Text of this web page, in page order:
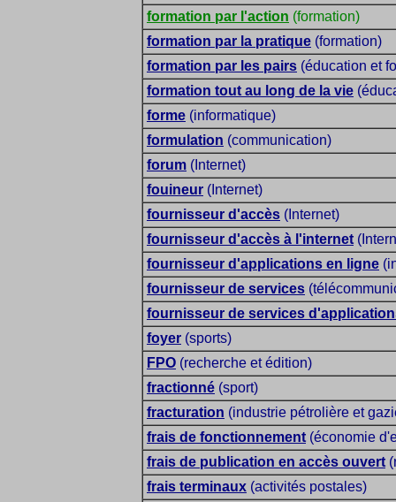
formation par l'action (formation)
formation par la pratique (formation)
formation par les pairs (éducation et
formation tout au long de la vie
forme (informatique)
formulation (communication)
forum (Internet)
fouineur (Internet)
fournisseur d'accès (Internet)
fournisseur d'accès à l'internet
fournisseur d'applications en ligne
fournisseur de services
fournisseur de services
foyer (sports)
FPO (recherche et édition)
fractionné (sport)
fracturation (industrie pétrolière et
frais de fonctionnement (économie
frais de publication en accès ouvert
frais terminaux (activités postales)